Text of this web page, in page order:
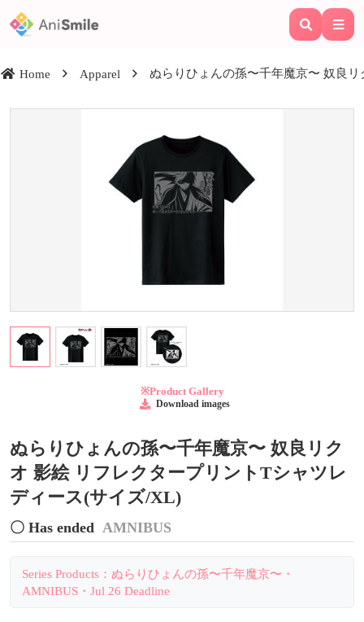
Home Apparel ぬらりひょんの孫〜千年魔京〜 奴良
※Product Gallery
Download images
ぬらりひょんの孫〜千年魔京〜 奴良リク
オ 影絵 リフレクタープリントTシャツレ
ディース(サイズ/XL)
〇 Has ended AMNIBUS
Series Products：ぬらりひょんの孫〜千年魔京〜・
AMNIBUS・Jul 26 Deadline